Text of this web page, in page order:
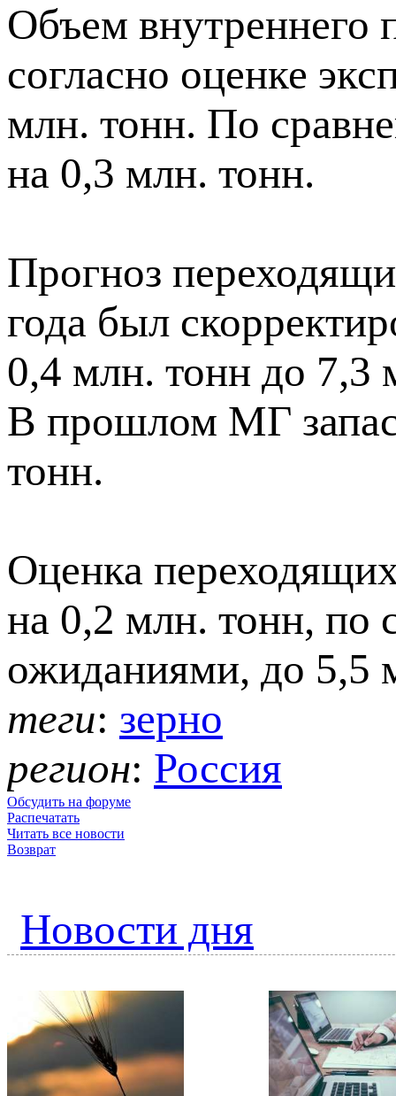
Объем внутреннего
согласно оценке
млн. тонн. По
на 0,3 млн. тонн.
Прогноз
года был
0,4 млн. тонн до 7,3
В прошлом МГ
тонн.
Оценка
на 0,2 млн. тонн, по
ожиданиями, до 5,5
теги: зерно
регион: Россия
Обсудить на форуме
Распечатать
Читать все новости
Возврат
Новости дня